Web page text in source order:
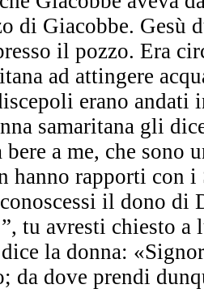
di Giacobbe. Gesù
il pozzo. Era
ad attingere
erano andati
samaritana gli
a me, che sono
hanno rapporti con i
il dono di
tu avresti chiesto
la donna:
da dove prendi